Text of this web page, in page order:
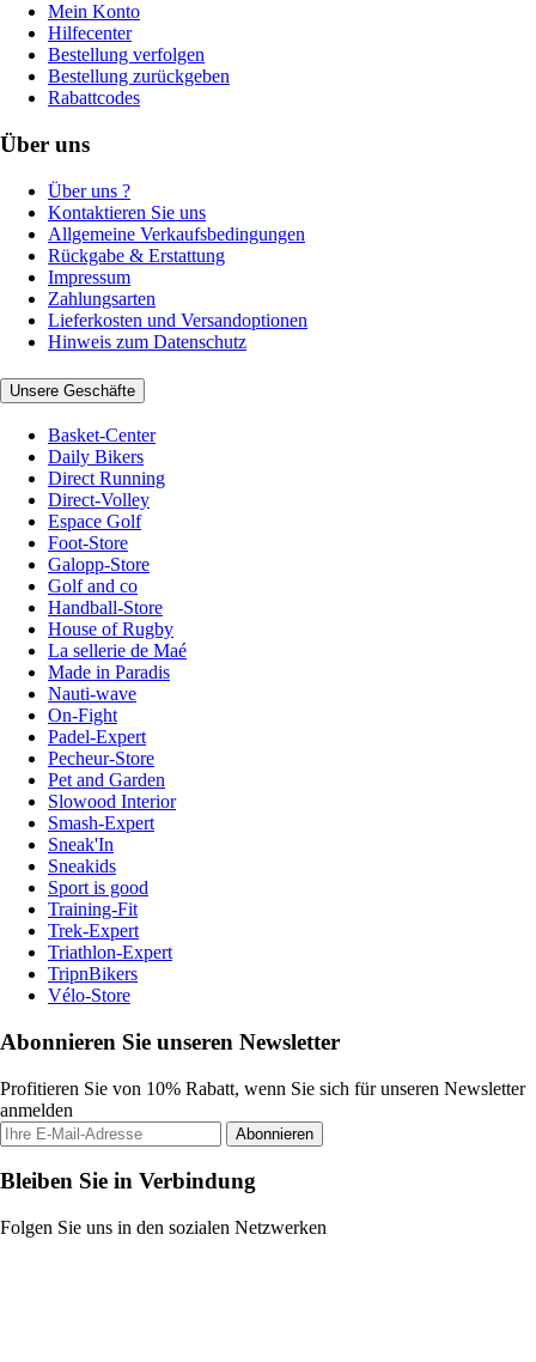
Mein Konto
Hilfecenter
Bestellung verfolgen
Bestellung zurückgeben
Rabattcodes
Über uns
Über uns ?
Kontaktieren Sie uns
Allgemeine Verkaufsbedingungen
Rückgabe & Erstattung
Impressum
Zahlungsarten
Lieferkosten und Versandoptionen
Hinweis zum Datenschutz
Unsere Geschäfte
Basket-Center
Daily Bikers
Direct Running
Direct-Volley
Espace Golf
Foot-Store
Galopp-Store
Golf and co
Handball-Store
House of Rugby
La sellerie de Maé
Made in Paradis
Nauti-wave
On-Fight
Padel-Expert
Pecheur-Store
Pet and Garden
Slowood Interior
Smash-Expert
Sneak'In
Sneakids
Sport is good
Training-Fit
Trek-Expert
Triathlon-Expert
TripnBikers
Vélo-Store
Abonnieren Sie unseren Newsletter
Profitieren Sie von 10% Rabatt, wenn Sie sich für unseren Newsletter
anmelden
Abonnieren
Bleiben Sie in Verbindung
Folgen Sie uns in den sozialen Netzwerken